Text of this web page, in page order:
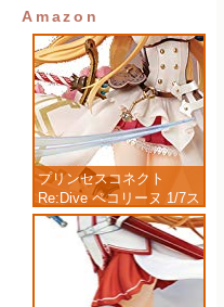
Amazon
プリンセスコネクト
Re:Dive ペコリーヌ 1/7ス
ケール 塗装済み完成品フ
ィギュア